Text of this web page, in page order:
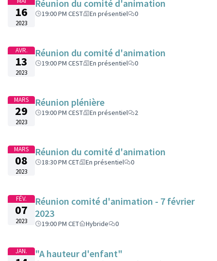
16
2023
Réunion du comité d'animation
19:00 PM CEST En présentiel 0
AVR.
13
2023
Réunion du comité d'animation
19:00 PM CEST En présentiel 0
MARS
29
2023
Réunion plénière
19:00 PM CEST En présentiel 2
MARS
08
2023
Réunion du comité d'animation
18:30 PM CET En présentiel 0
FÉV.
07
2023
Réunion comité d'animation - 7 février
2023
19:00 PM CET Hybride 0
JAN. "A hauteur d'enfant"